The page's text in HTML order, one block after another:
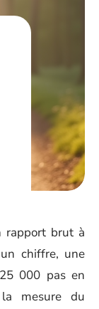
rapport brut à
chiffre, une
000 pas en
la mesure du